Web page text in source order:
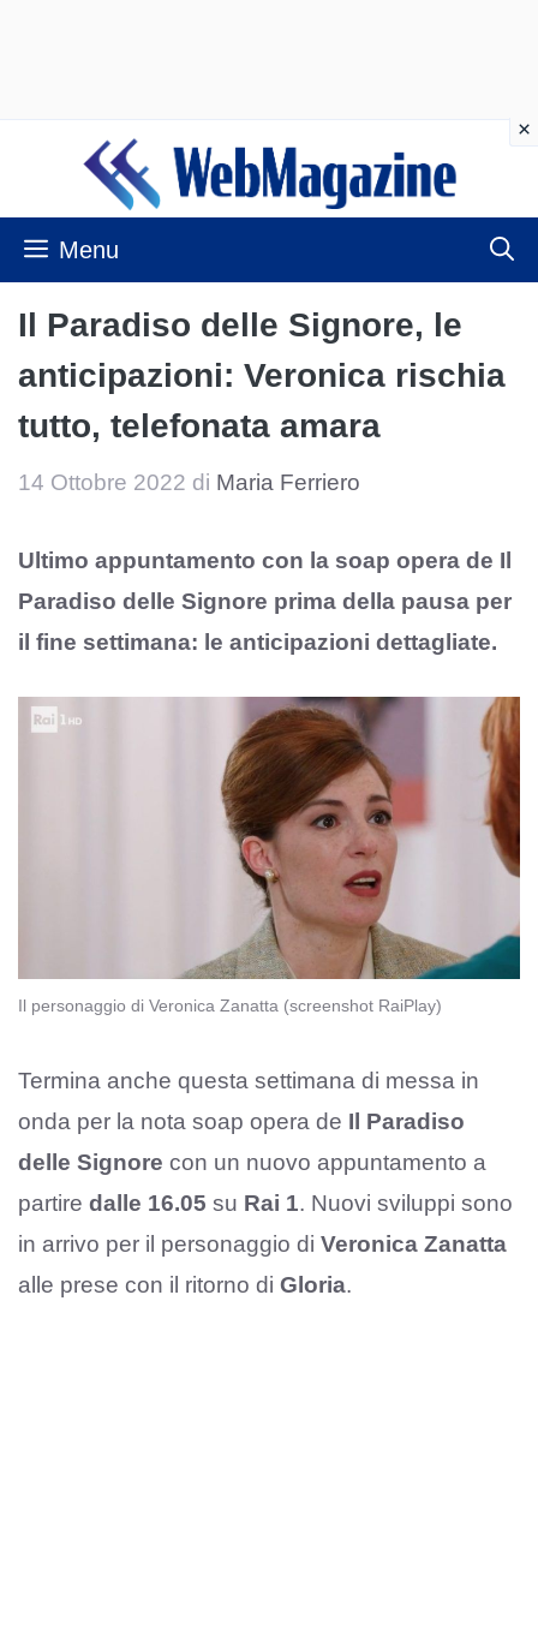
contenuto
Menu
Il Paradiso delle Signore, le
anticipazioni: Veronica rischia
tutto, telefonata amara
14 Ottobre 2022 di Maria Ferriero
Ultimo appuntamento con la soap opera de Il
Paradiso delle Signore prima della pausa per
il fine settimana: le anticipazioni dettagliate.
Il personaggio di Veronica Zanatta (screenshot RaiPlay)
Termina anche questa settimana di messa in
onda per la nota soap opera de Il Paradiso
delle Signore con un nuovo appuntamento a
partire dalle 16.05 su Rai 1. Nuovi sviluppi sono
in arrivo per il personaggio di Veronica Zanatta
alle prese con il ritorno di Gloria.